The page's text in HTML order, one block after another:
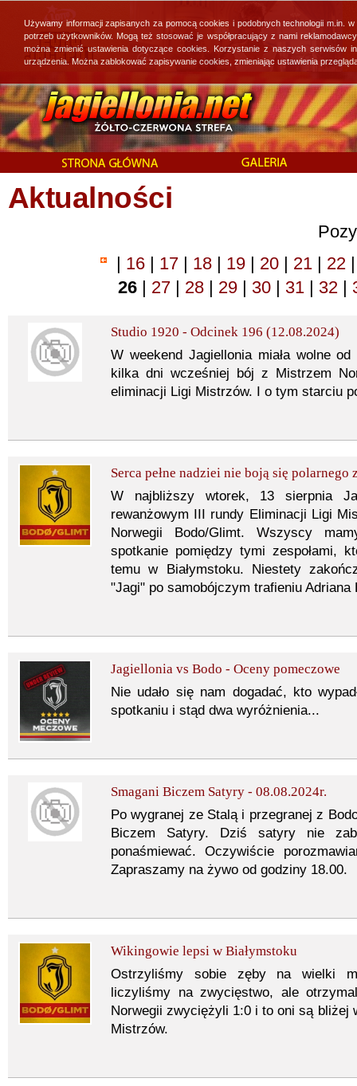
Aktualności
| 16 | 17 | 18 | 19 | 20 | 21 | 22 |
26 | 27 | 28 | 29 | 30 | 31 | 32 |
Studio 1920 - Odcinek 196 (12.08.2024)
W weekend Jagiellonia miała wolne
kilka dni wcześniej bój z Mistrzem
eliminacji Ligi Mistrzów. I o tym starciu
Serca pełne nadziei nie boją się polarnego
W najbliższy wtorek, 13 sierpnia
rewanżowym III rundy Eliminacji Ligi
Norwegii Bodo/Glimt. Wszyscy
spotkanie pomiędzy tymi zespołami,
temu w Białymstoku. Niestety
"Jagi" po samobójczym trafieniu Adriana
Jagiellonia vs Bodo - Oceny pomeczowe
Nie udało się nam dogadać, kto
spotkaniu i stąd dwa wyróżnienia...
Smagani Biczem Satyry - 08.08.2024r.
Po wygranej ze Stalą i przegranej z
Biczem Satyry. Dziś satyry nie
ponaśmiewać. Oczywiście
Zapraszamy na żywo od godziny 18.00.
Wikingowie lepsi w Białymstoku
Ostrzyliśmy sobie zęby na wielki
liczyliśmy na zwycięstwo, ale
Norwegii zwyciężyli 1:0 i to oni są bliżej
Mistrzów.
Używamy informacji zapisanych za pomocą cookies i podobnych technologii
potrzeb użytkowników. Mogą też stosować je współpracujący z nami
można zmienić ustawienia dotyczące cookies. Korzystanie z naszych
urządzenia. Można zablokować zapisywanie cookies, zmieniając ustawienia